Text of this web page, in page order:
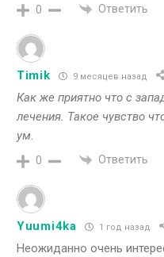
0 Ответить
Timik 9 месяцев назад
Как же приятно что с
лечения. Такое чувство
ум.
0 Ответить
Yuumi4ka 1 год назад
Неожиданно очень